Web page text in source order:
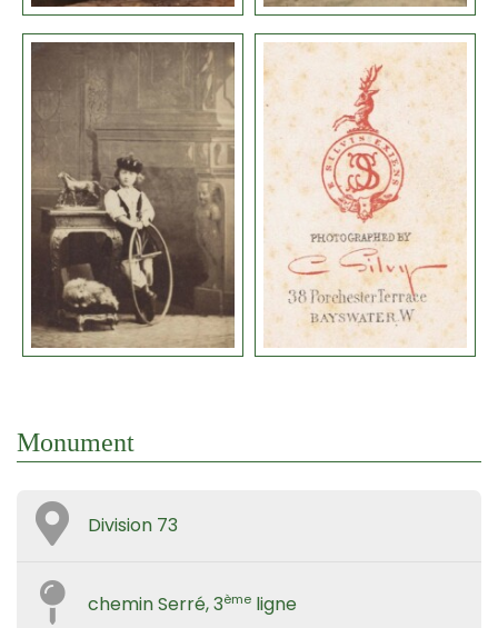
Monument
Division 73
chemin Serré, 3ème ligne